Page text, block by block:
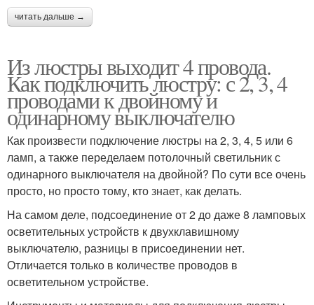
читать дальше →
Из люстры выходит 4 провода.
Как подключить люстру: с 2, 3, 4
проводами к двойному и
одинарному выключателю
Как произвести подключение люстры на 2, 3, 4, 5 или 6
ламп, а также переделаем потолочный светильник с
одинарного выключателя на двойной? По сути все очень
просто, но просто тому, кто знает, как делать.
На самом деле, подсоединение от 2 до даже 8 ламповых
осветительных устройств к двухклавишному
выключателю, разницы в присоединении нет.
Отличается только в количестве проводов в
осветительном устройстве.